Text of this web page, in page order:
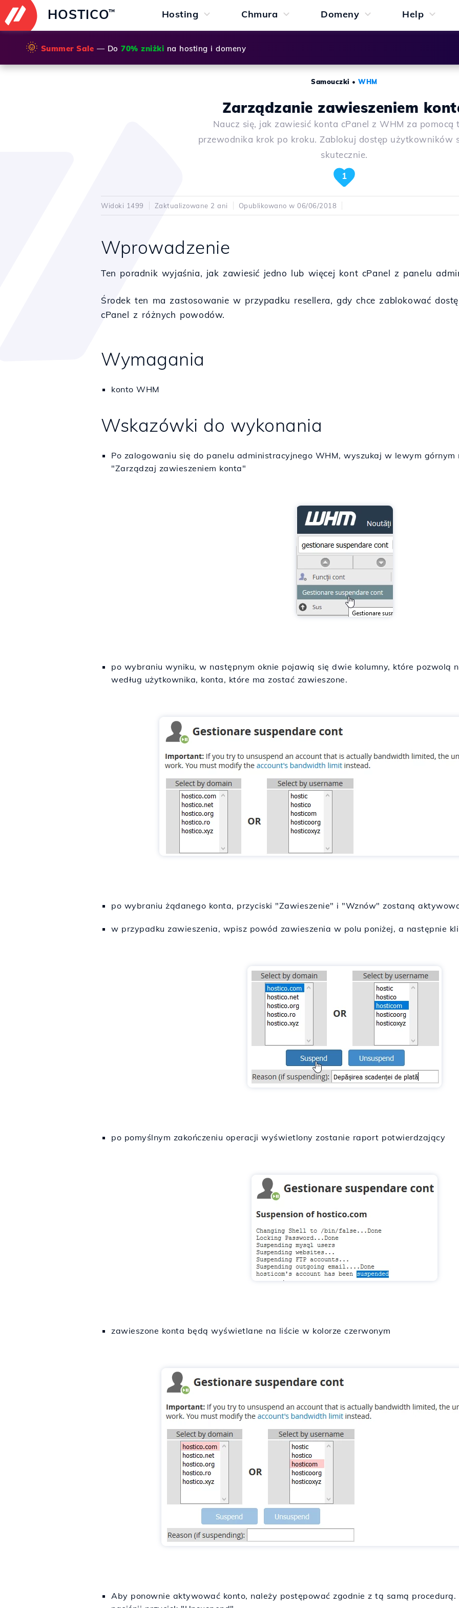
HOSTICO™ Hosting Chmura Domeny Help
🌞 Summer Sale — Do 70% zniżki na hosting i domeny
Samouczki •WHM
Zarządzanie zawieszeniem
Naucz się, jak zawiesić konta cPanel z WHM za pomocą
przewodnika krok po kroku. Zablokuj dostęp użytkowników
skutecznie.
1
Widoki 1499 Zaktualizowane 2 ani Opublikowano w 06/06/2018
Wprowadzenie
Ten poradnik wyjaśnia, jak zawiesić jedno lub więcej kont cPanel z panelu
Środek ten ma zastosowanie w przypadku resellera, gdy chce zablokować
cPanel z różnych powodów.
Wymagania
konto WHM
Wskazówki do wykonania
Po zalogowaniu się do panelu administracyjnego WHM, wyszukaj w lewym
"Zarządzaj zawieszeniem konta"
po wybraniu wyniku, w następnym oknie pojawią się dwie kolumny, które pozwolą
według użytkownika, konta, które ma zostać zawieszone.
po wybraniu żądanego konta, przyciski "Zawieszenie" i "Wznów" zostaną
w przypadku zawieszenia, wpisz powód zawieszenia w polu poniżej, a następnie
po pomyślnym zakończeniu operacji wyświetlony zostanie raport potwierdzający
zawieszone konta będą wyświetlane na liście w kolorze czerwonym
Aby ponownie aktywować konto, należy postępować zgodnie z tą samą